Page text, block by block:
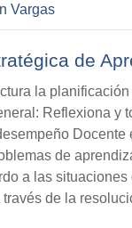
Vargas
de
la
Reflexiona
de
a las
de la